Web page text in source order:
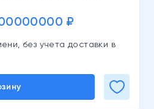
₽
без учета доставки в